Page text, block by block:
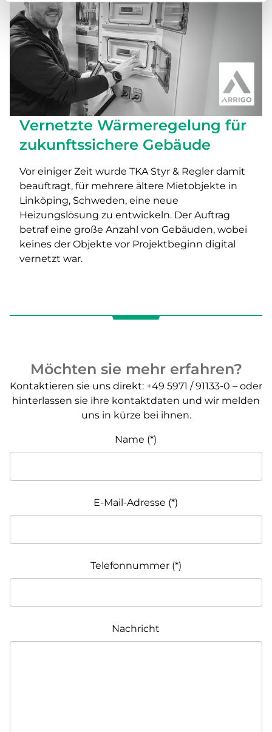
Vernetzte Wärmeregelung für
zukunftssichere Gebäude
Vor einiger Zeit wurde TKA Styr & Regler damit
beauftragt, für mehrere ältere Mietobjekte in
Linköping, Schweden, eine neue
Heizungslösung zu entwickeln. Der Auftrag
betraf eine große Anzahl von Gebäuden, wobei
keines der Objekte vor Projektbeginn digital
vernetzt war.
Möchten sie mehr erfahren?
Kontaktieren sie uns direkt: +49 5971 / 91133-0 – oder
hinterlassen sie ihre kontaktdaten und wir melden
uns in kürze bei ihnen.
Name
E-Mail-Adresse
Telefonnummer
Nachricht